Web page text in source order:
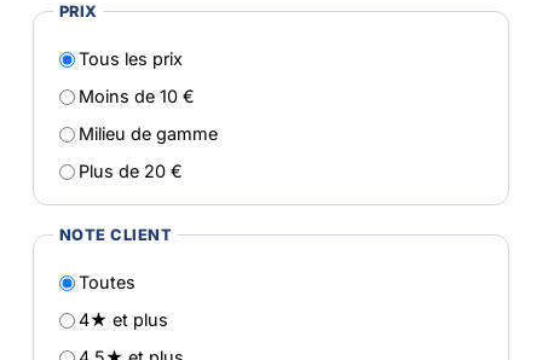
PRIX
Tous les prix
Moins de 10 €
Milieu de gamme
Plus de 20 €
NOTE CLIENT
Toutes
4★ et plus